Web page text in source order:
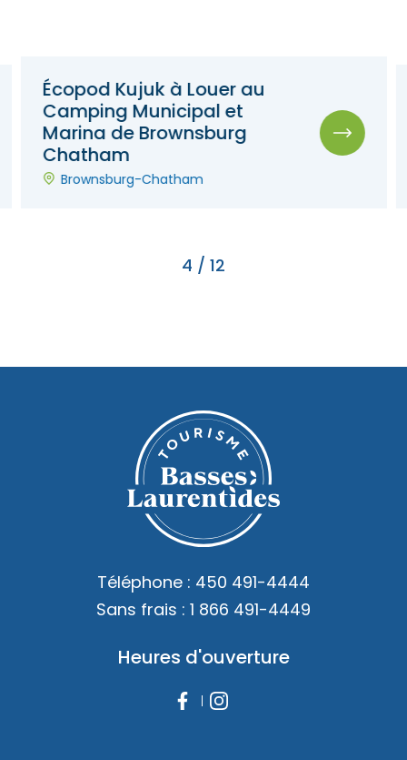
Écopod Kujuk à Louer au
Camping Municipal et
Marina de Brownsburg
Chatham
Brownsburg-Chatham
4 / 12
Téléphone : 450 491-4444
Sans frais : 1 866 491-4449
Heures d'ouverture